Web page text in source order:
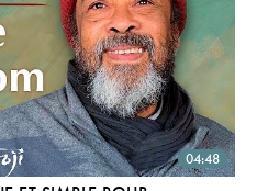
04:48